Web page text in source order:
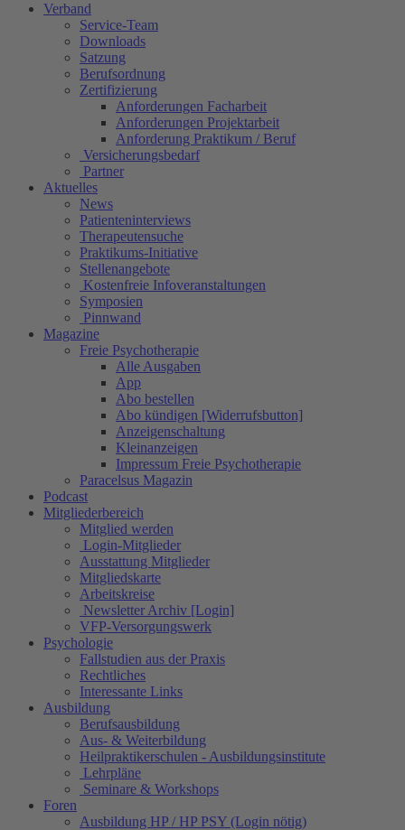
Verband
Service-Team
Downloads
Satzung
Berufsordnung
Zertifizierung
Anforderungen Facharbeit
Anforderungen Projektarbeit
Anforderung Praktikum / Beruf
Versicherungsbedarf
Partner
Aktuelles
News
Patienteninterviews
Therapeutensuche
Praktikums-Initiative
Stellenangebote
Kostenfreie Infoveranstaltungen
Symposien
Pinnwand
Magazine
Freie Psychotherapie
Alle Ausgaben
App
Abo bestellen
Abo kündigen [Widerrufsbutton]
Anzeigenschaltung
Kleinanzeigen
Impressum Freie Psychotherapie
Paracelsus Magazin
Podcast
Mitgliederbereich
Mitglied werden
Login-Mitglieder
Ausstattung Mitglieder
Mitgliedskarte
Arbeitskreise
Newsletter Archiv [Login]
VFP-Versorgungswerk
Psychologie
Fallstudien aus der Praxis
Rechtliches
Interessante Links
Ausbildung
Berufsausbildung
Aus- & Weiterbildung
Heilpraktikerschulen - Ausbildungsinstitute
Lehrpläne
Seminare & Workshops
Foren
Ausbildung HP / HP PSY (Login nötig)